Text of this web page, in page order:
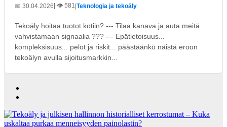
📅 30.04.2026| 👁️ 581 Teknologia ja tekoäly
Tekoäly hoitaa tuotot kotiin? --- Tilaa kanava ja auta meitä
vahvistamaan signaalia ??? --- Epätietoisuus...
kompleksisuus... pelot ja riskit... päästäänkö näistä eroon
tekoälyn avulla sijoitusmarkkin...